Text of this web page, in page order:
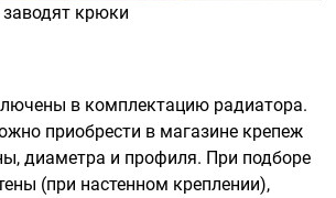
крюки
в комплектацию радиатора.
приобрести в магазине крепеж
диаметра и профиля. При подборе
(при настенном креплении),